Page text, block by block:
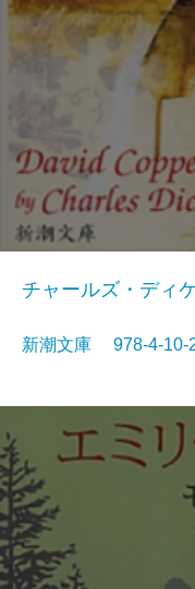
チャールズ・ディ
新潮文庫 978-4-